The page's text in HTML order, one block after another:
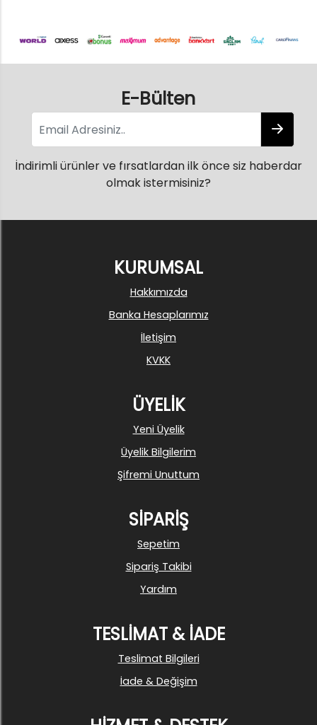
E-Bülten
İndirimli ürünler ve fırsatlardan ilk önce siz haberdar
olmak istermisiniz?
KURUMSAL
Hakkımızda
Banka Hesaplarımız
İletişim
KVKK
ÜYELİK
Yeni Üyelik
Üyelik Bilgilerim
Şifremi Unuttum
SİPARİŞ
Sepetim
Sipariş Takibi
Yardım
TESLİMAT & İADE
Teslimat Bilgileri
İade & Değişim